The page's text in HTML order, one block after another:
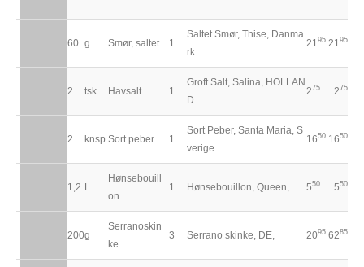
60 g Smør, saltet 1
Saltet Smør, Thise, Danma
rk.
21 95 21 95
2 tsk. Havsalt 1
Groft Salt, Salina, HOLLAN
D
275 275
2 knsp. Sort peber 1
Sort Peber, Santa Maria, S
verige.
1650 1650
1,2 L.
Hønsebouill
on
1 Hønsebouillon, Queen, 550 550
200g
Serranoskin
ke
3 Serrano skinke, DE, 2095 6285